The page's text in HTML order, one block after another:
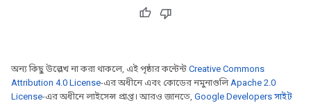
অন্য কিছু উল্লেখ না করা থাকলে, এই পৃষ্ঠার কন্টেন্ট Creative Commons
Attribution 4.0 License-এর অধীনে এবং কোডের নমুনাগুলিApache 2.0
License-এর অধীনে লাইসেন্স প্রাপ্ত। আরও জানতে, Google Developers সাইট